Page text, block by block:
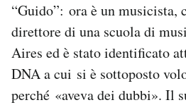
“Guido”: ora è un musicista,
direttore di una scuola di
Aires ed è stato identificato
DNA a cui si è sottoposto
perché «aveva dei dubbi». Il